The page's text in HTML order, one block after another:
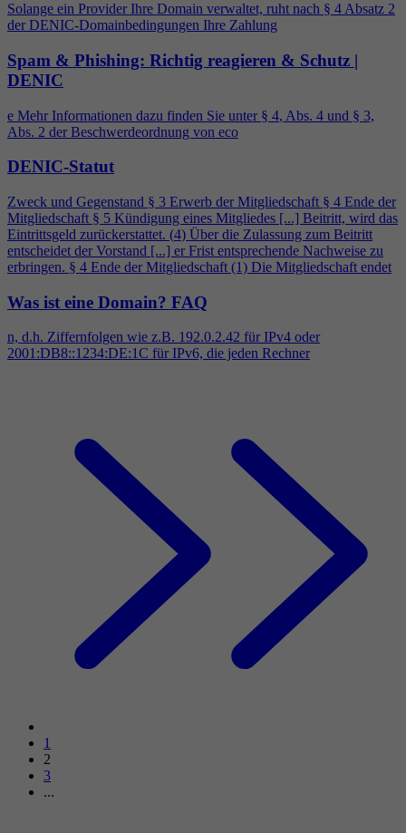
Solange ein Provider Ihre Domain verwaltet, ruht nach § 4 Absatz 2
der DENIC-Domainbedingungen Ihre Zahlung
Spam & Phishing: Richtig reagieren & Schutz |
DENIC
e Mehr Informationen dazu finden Sie unter § 4, Abs. 4 und § 3,
Abs. 2 der Beschwerdeordnung von eco
DENIC-Statut
Zweck und Gegenstand § 3 Erwerb der Mitgliedschaft § 4 Ende der
Mitgliedschaft § 5 Kündigung eines Mitgliedes [...] Beitritt, wird das
Eintrittsgeld zurückerstattet. (4) Über die Zulassung zum Beitritt
entscheidet der Vorstand [...] er Frist entsprechende Nachweise zu
erbringen. § 4 Ende der Mitgliedschaft (1) Die Mitgliedschaft endet
Was ist eine Domain? FAQ
n, d.h. Ziffernfolgen wie z.B. 192.0.2.42 für IPv4 oder
2001:DB8::1234:DE:1C für IPv6, die jeden Rechner
1
2
3
...